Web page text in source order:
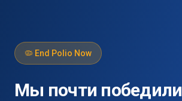
🦠 End Polio Now
Мы почти победили